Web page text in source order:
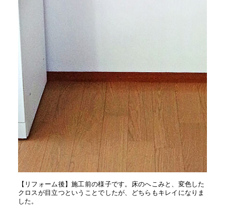
【リフォーム後】施工前の様子です。床のへこみと、変色した
クロスが目立つということでしたが、どちらもキレイになりま
した。